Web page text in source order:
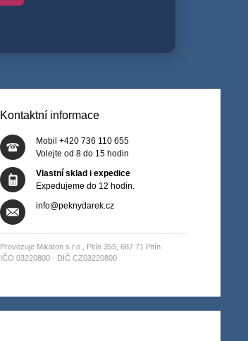
Kontaktní informace
Mobil +420 736 110 655
Volejte od 8 do 15 hodin
Vlastní sklad i expedice
Expedujeme do 12 hodin.
info@peknydarek.cz
Provozuje Mikaton s.r.o., Pitín 355, 687 71 Pitín
IČO 03220800 · DIČ CZ03220800